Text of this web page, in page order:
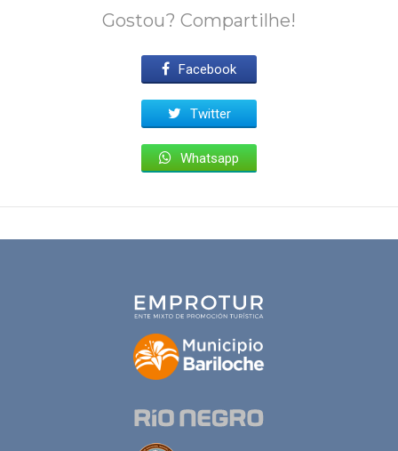
Gostou? Compartilhe!
Facebook
Twitter
Whatsapp